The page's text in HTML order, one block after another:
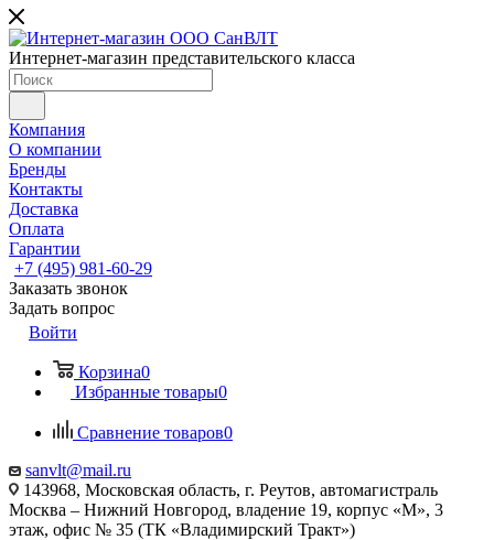
Интернет-магазин представительского класса
Компания
О компании
Бренды
Контакты
Доставка
Оплата
Гарантии
+7 (495) 981-60-29
Заказать звонок
Задать вопрос
Войти
Корзина0
Избранные товары0
Сравнение товаров0
sanvlt@mail.ru
143968, Московская область, г. Реутов, автомагистраль
Москва – Нижний Новгород, владение 19, корпус «М», 3
этаж, офис № 35 (ТК «Владимирский Тракт»)